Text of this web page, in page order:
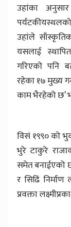
उहांका
उहांले
यसलाई
गरिएको पनि
रहेका १७ मुख्य
काम भैरहेको छ’
विसं १९९० को
भुरे टाकुरे
समेत बनाईएको छ
र सिढिं
प्रवक्ता